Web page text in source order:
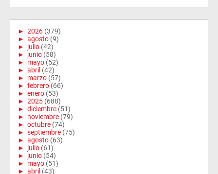
► 2026 (379)
► agosto (9)
► julio (42)
► junio (58)
► mayo (52)
► abril (42)
► marzo (57)
► febrero (66)
► enero (53)
► 2025 (688)
► diciembre (51)
► noviembre (79)
► octubre (74)
► septiembre (75)
► agosto (63)
► julio (61)
► junio (54)
► mayo (51)
► abril (43)